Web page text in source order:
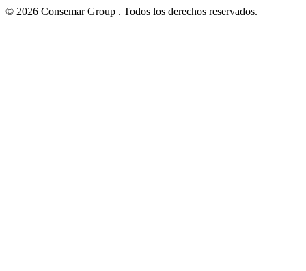
© 2026 Consemar Group . Todos los derechos reservados.